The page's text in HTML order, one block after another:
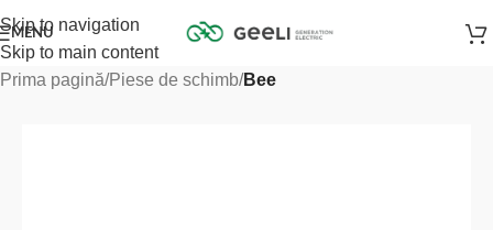
Skip to navigation
Skip to main content
MENU
Prima pagină Piese de schimb Bee